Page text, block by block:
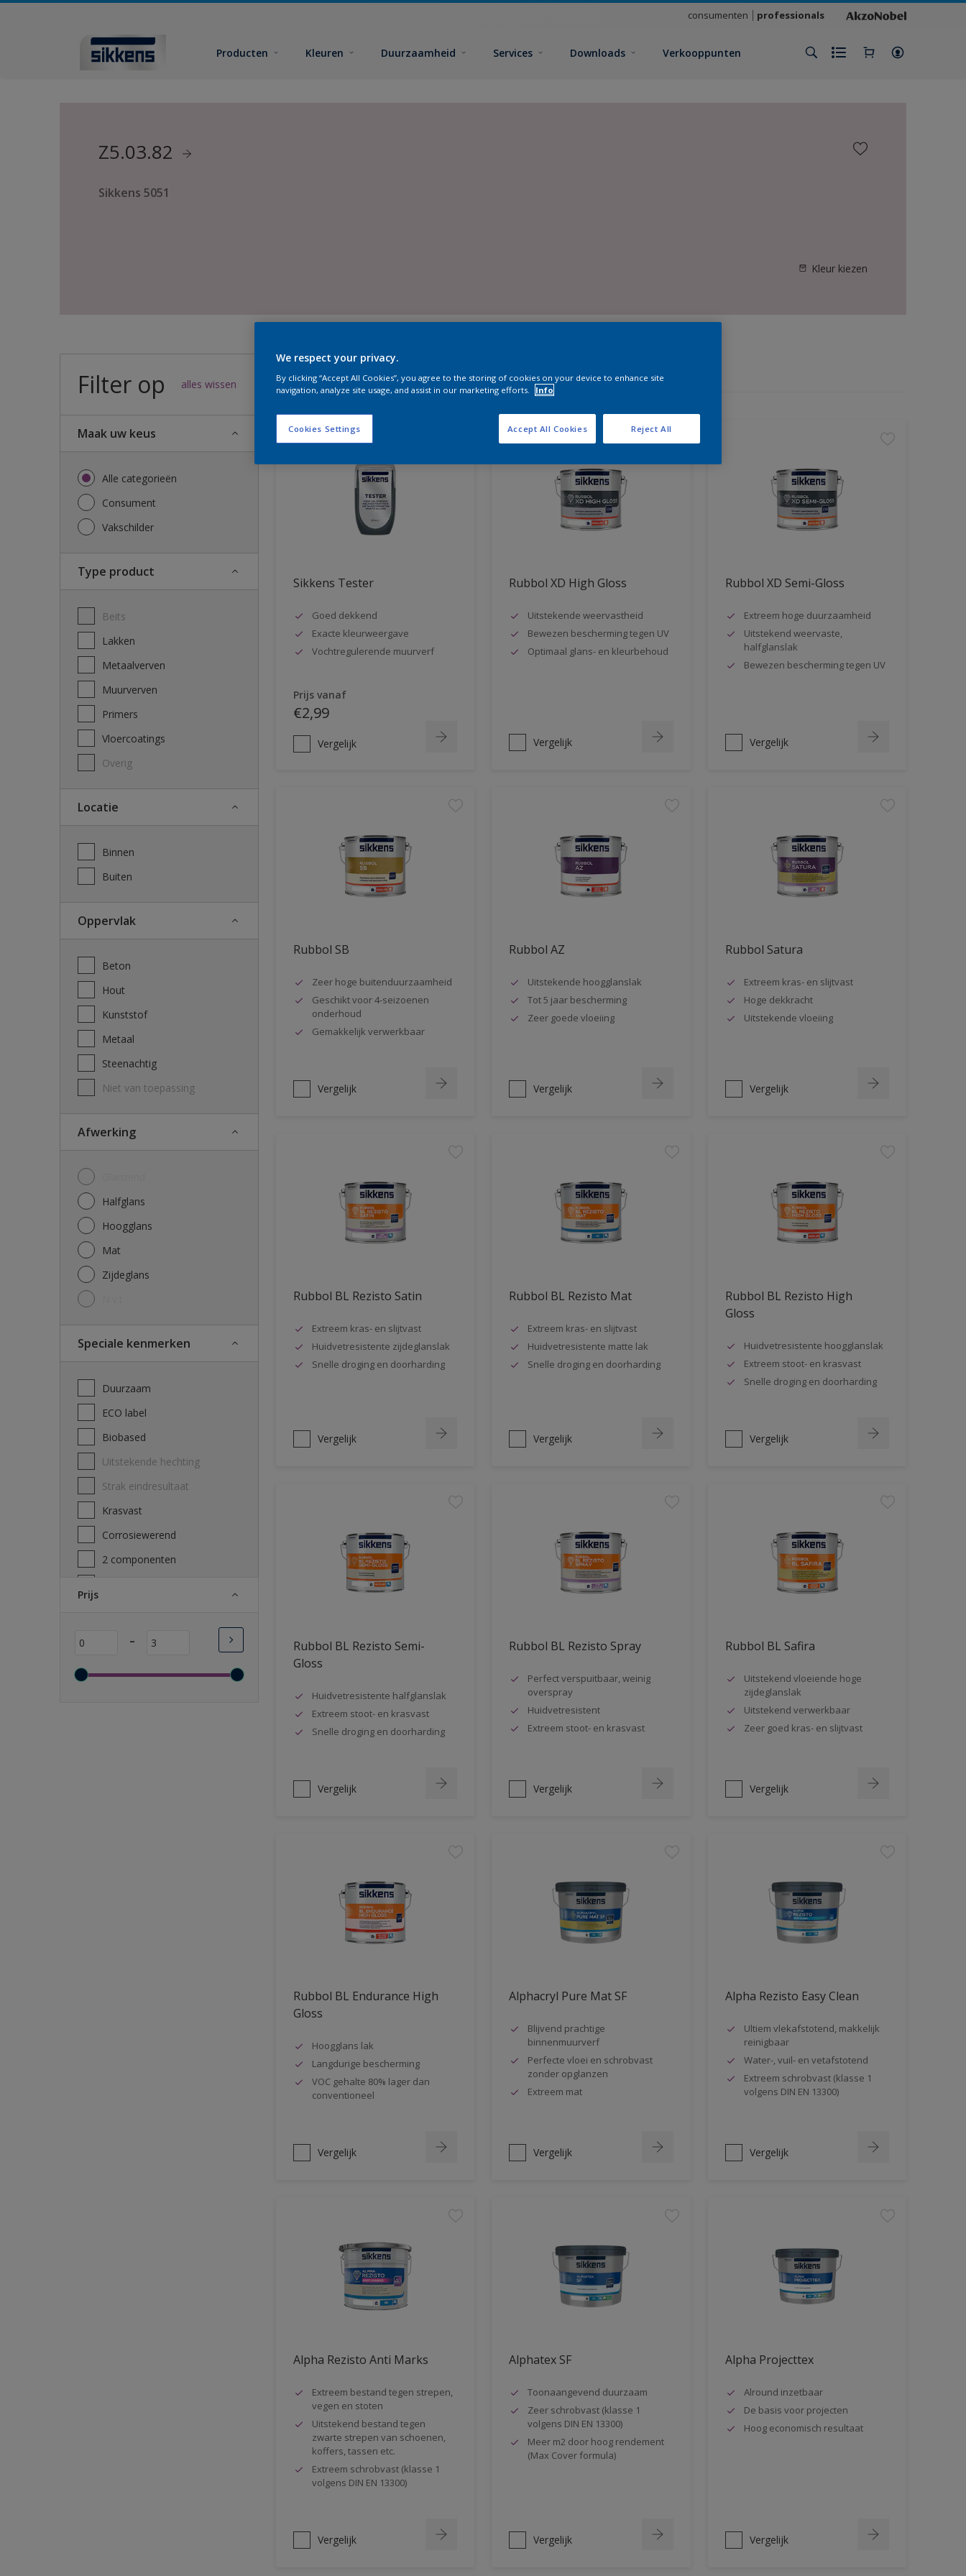
consumenten professionals
Producten Kleuren Duurzaamheid Services Downloads Verkooppunten
Z5.03.82
Sikkens 5051
Kleur kiezen
Filter op alles wissen
Maak uw keus
Alle categorieën
Consument
Vakschilder
Type product
Beits
Lakken
Metaalverven
Muurverven
Primers
Vloercoatings
Overig
Locatie
Binnen
Buiten
Oppervlak
Beton
Hout
Kunststof
Metaal
Steenachtig
Niet van toepassing
Afwerking
Halfglans
Hoogglans
Mat
Zijdeglans
Speciale kenmerken
Duurzaam
ECO label
Biobased
Uitstekende hechting
Strak eindresultaat
Krasvast
Corrosiewerend
2 componenten
Wasbaar
Sneldrogend
Prijs
-
57resultaten voor jou
Sikkens Tester
Goed dekkend
Exacte kleurweergave
Vochtregulerende muurverf
Prijs vanaf
€2,99
Vergelijk
Rubbol XD High Gloss
Uitstekende weervastheid
Bewezen bescherming tegen UV
Optimaal glans- en kleurbehoud
Vergelijk
Rubbol XD Semi-Gloss
Extreem hoge duurzaamheid
Uitstekend weervaste,
halfglanslak
Bewezen bescherming tegen UV
Vergelijk
Rubbol SB
Zeer hoge buitenduurzaamheid
Geschikt voor 4-seizoenen
onderhoud
Gemakkelijk verwerkbaar
Vergelijk
Rubbol AZ
Uitstekende hoogglanslak
Tot 5 jaar bescherming
Zeer goede vloeiing
Vergelijk
Rubbol Satura
Extreem kras- en slijtvast
Hoge dekkracht
Uitstekende vloeiing
Vergelijk
Rubbol BL Rezisto Satin
Extreem kras- en slijtvast
Huidvetresistente zijdeglanslak
Snelle droging en doorharding
Vergelijk
Rubbol BL Rezisto Mat
Extreem kras- en slijtvast
Huidvetresistente matte lak
Snelle droging en doorharding
Vergelijk
Rubbol BL Rezisto High
Gloss
Huidvetresistente hoogglanslak
Extreem stoot- en krasvast
Snelle droging en doorharding
Vergelijk
Rubbol BL Rezisto Semi-
Gloss
Huidvetresistente halfglanslak
Extreem stoot- en krasvast
Snelle droging en doorharding
Vergelijk
Rubbol BL Rezisto Spray
Perfect verspuitbaar, weinig
overspray
Huidvetresistent
Extreem stoot- en krasvast
Vergelijk
Rubbol BL Safira
Uitstekend vloeiende hoge
zijdeglanslak
Uitstekend verwerkbaar
Zeer goed kras- en slijtvast
Vergelijk
Rubbol BL Endurance High
Gloss
Hoogglans lak
Langdurige bescherming
VOC gehalte 80% lager dan
conventioneel
Vergelijk
Alphacryl Pure Mat SF
Blijvend prachtige
binnenmuurverf
Perfecte vloei en schrobvast
zonder opglanzen
Extreem mat
Vergelijk
Alpha Rezisto Easy Clean
Ultiem vlekafstotend, makkelijk
reinigbaar
Water-, vuil- en vetafstotend
Extreem schrobvast (klasse 1
volgens DIN EN 13300)
Vergelijk
Alpha Rezisto Anti Marks
Extreem bestand tegen strepen,
vegen en stoten
Uitstekend bestand tegen
zwarte strepen van schoenen,
koffers, tassen etc.
Extreem schrobvast (klasse 1
volgens DIN EN 13300)
Vergelijk
Alphatex SF
Toonaangevend duurzaam
Zeer schrobvast (klasse 1
volgens DIN EN 13300)
Meer m2 door hoog rendement
(Max Cover formula)
Vergelijk
Alpha Projecttex
Alround inzetbaar
De basis voor projecten
Hoog economisch resultaat
Vergelijk
We respect your privacy.
By clicking “Accept All Cookies”, you agree to the storing of cookies on your device to enhance site
navigation, analyze site usage, and assist in our marketing efforts.
Info
Cookies Settings Reject All
Accept All Cookies